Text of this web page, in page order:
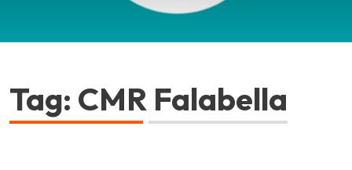
Tag: CMR Falabella